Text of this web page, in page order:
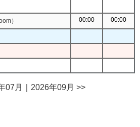
） 00:00 00:00
07月 2026年09月 >>